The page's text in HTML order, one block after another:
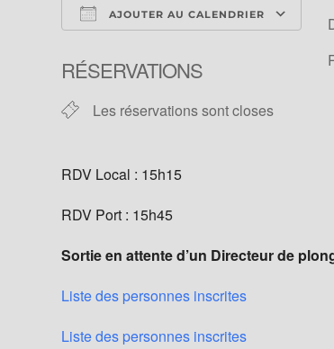
AJOUTER AU CALENDRIER
RÉSERVATIONS
Les réservations sont closes
RDV Local : 15h15
RDV Port : 15h45
Sortie en attente d’un Directeur de
Liste des personnes inscrites
Liste des personnes inscrites